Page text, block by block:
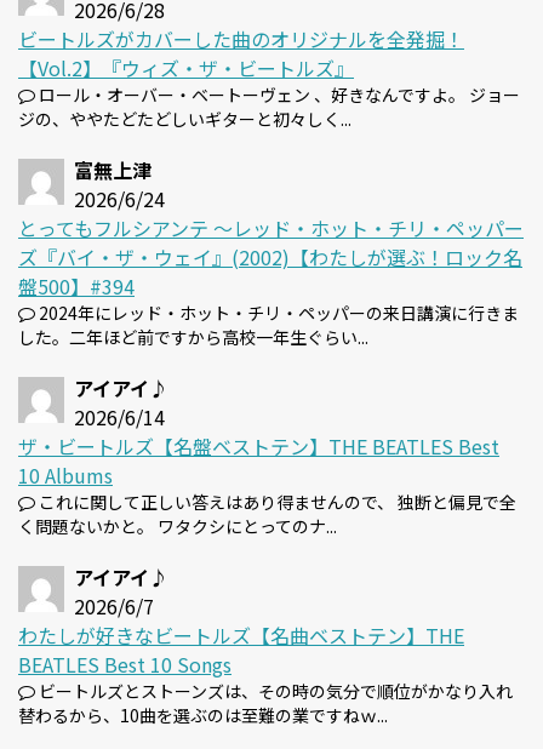
2026/6/28
ビートルズがカバーした曲のオリジナルを全発掘！
【Vol.2】『ウィズ・ザ・ビートルズ』
ロール・オーバー・ベートーヴェン 、好きなんですよ。 ジョー
ジの、ややたどたどしいギターと初々しく...
富無上津
2026/6/24
とってもフルシアンテ 〜レッド・ホット・チリ・ペッパー
ズ『バイ・ザ・ウェイ』(2002)【わたしが選ぶ！ロック名
盤500】#394
2024年にレッド・ホット・チリ・ペッパーの来日講演に行きま
した。二年ほど前ですから高校一年生ぐらい...
アイアイ♪
2026/6/14
ザ・ビートルズ【名盤ベストテン】THE BEATLES Best
10 Albums
これに関して正しい答えはあり得ませんので、 独断と偏見で全
く問題ないかと。 ワタクシにとってのナ...
アイアイ♪
2026/6/7
わたしが好きなビートルズ【名曲ベストテン】THE
BEATLES Best 10 Songs
ビートルズとストーンズは、その時の気分で順位がかなり入れ
替わるから、10曲を選ぶのは至難の業ですねｗ...